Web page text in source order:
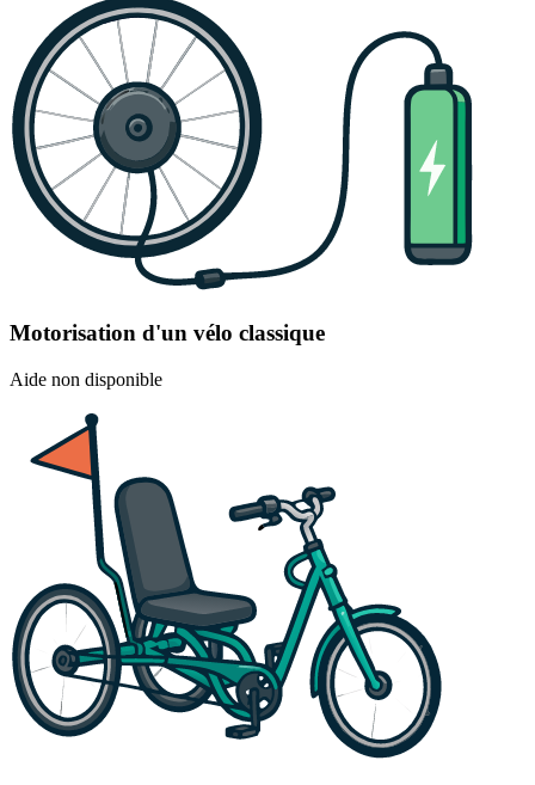
Motorisation d'un vélo classique
Aide non disponible